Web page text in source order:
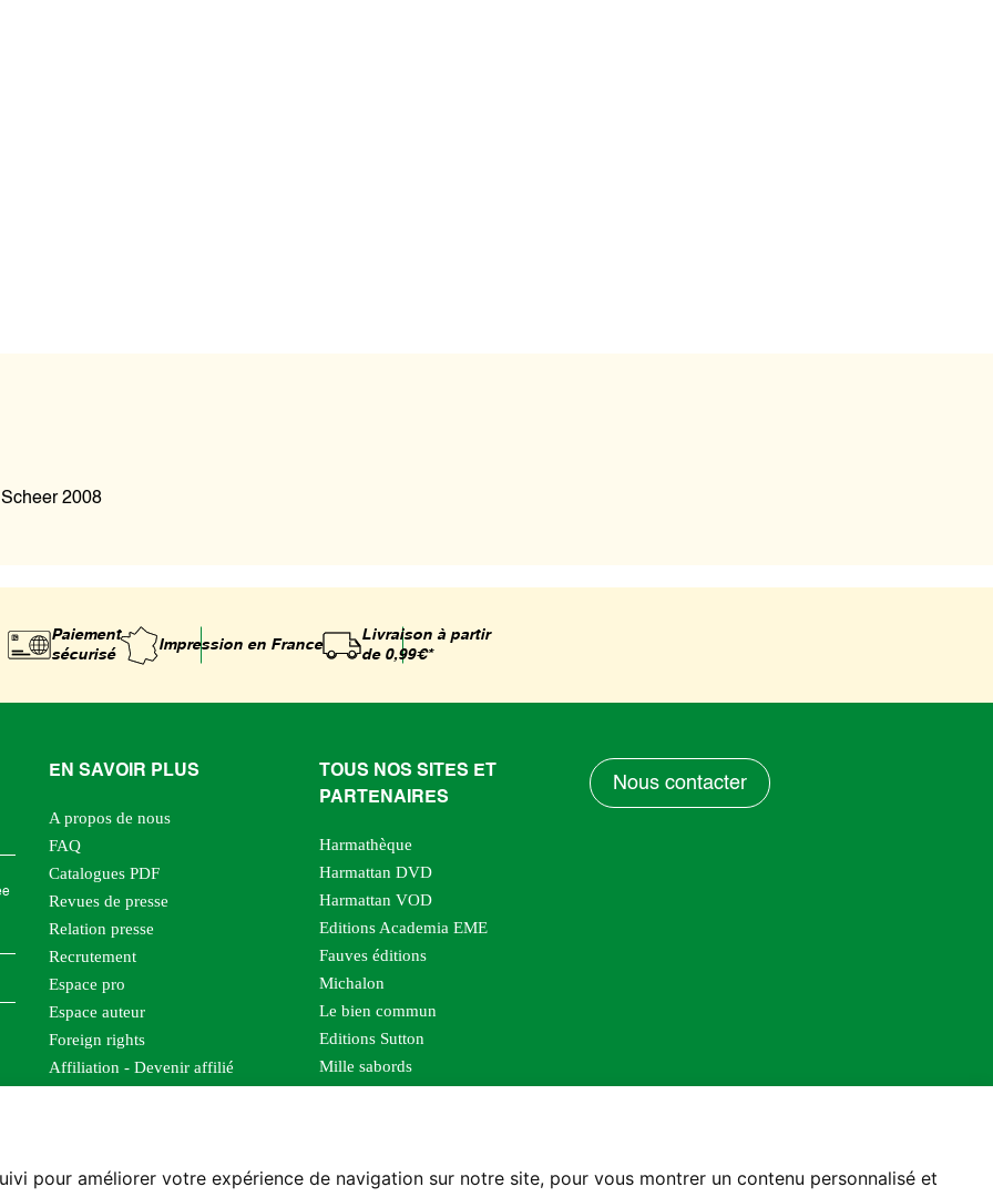
pour améliorer votre expérience de navigation sur notre site, pour vous montrer un contenu personnalisé et
2008
Paiement
sécurisé
Impression en France
Livraison à partir
de 0,99€*
EN SAVOIR PLUS
A propos de nous
FAQ
Catalogues PDF
Revues de presse
Relation presse
Recrutement
Espace pro
Espace auteur
Foreign rights
Affiliation - Devenir affilié
TOUS NOS SITES ET
PARTENAIRES
Harmathèque
Harmattan DVD
Harmattan VOD
Editions Academia EME
Fauves éditions
Michalon
Le bien commun
Editions Sutton
Mille sabords
Nos structures
Nous contacter